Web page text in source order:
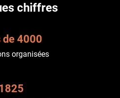
chiffres
de 4000
organisées